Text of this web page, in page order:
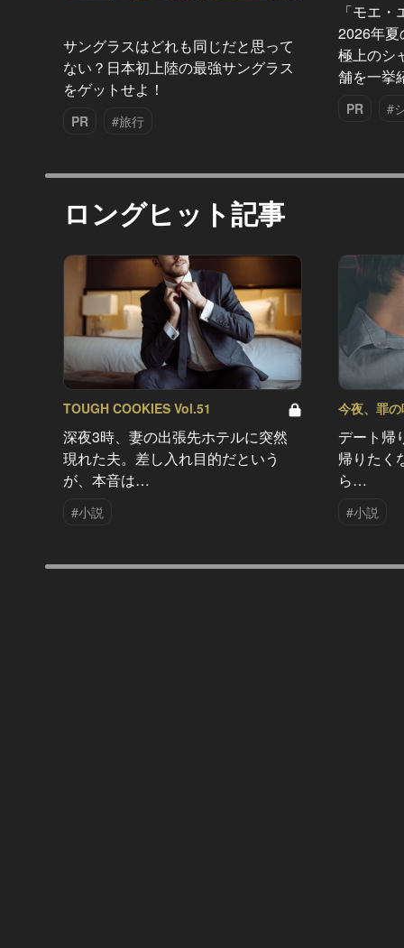
サングラスはどれも同じだと思って
ない？日本初上陸の最強サングラス
をゲットせよ！
PR #旅行
「モエ
2026年夏
極上のシ
舗を一挙
PR #
ロングヒット記事
TOUGH COOKIES Vol.51
深夜3時、妻の出張先ホテルに突然
現れた夫。差し入れ目的だという
が、本音は…
#小説
今夜、罪
デート帰
帰りたく
ら…
#小説